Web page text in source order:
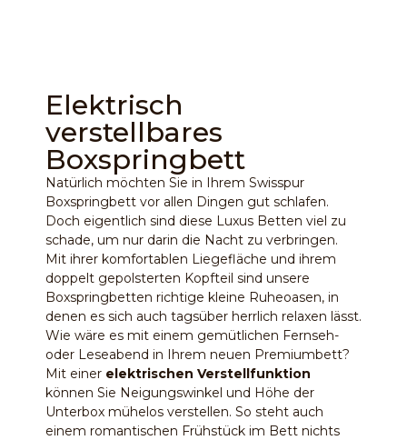
Elektrisch
verstellbares
Boxspringbett
Natürlich möchten Sie in Ihrem Swisspur
Boxspringbett vor allen Dingen gut schlafen.
Doch eigentlich sind diese Luxus Betten viel zu
schade, um nur darin die Nacht zu verbringen.
Mit ihrer komfortablen Liegefläche und ihrem
doppelt gepolsterten Kopfteil sind unsere
Boxspringbetten richtige kleine Ruheoasen, in
denen es sich auch tagsüber herrlich relaxen lässt.
Wie wäre es mit einem gemütlichen Fernseh-
oder Leseabend in Ihrem neuen Premiumbett?
Mit einer elektrischen Verstellfunktion
können Sie Neigungswinkel und Höhe der
Unterbox mühelos verstellen. So steht auch
einem romantischen Frühstück im Bett nichts